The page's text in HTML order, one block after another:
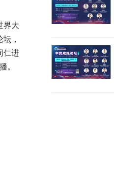
界大
，
仁进
。